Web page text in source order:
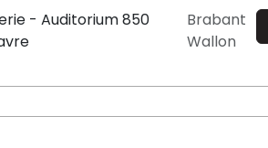
- Auditorium 850
Brabant
Wallon